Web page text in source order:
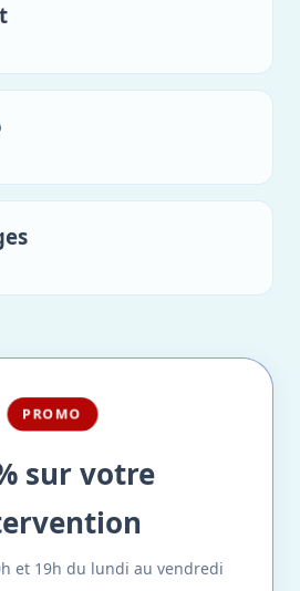
PROMO
sur votre
et 19h du lundi au vendredi